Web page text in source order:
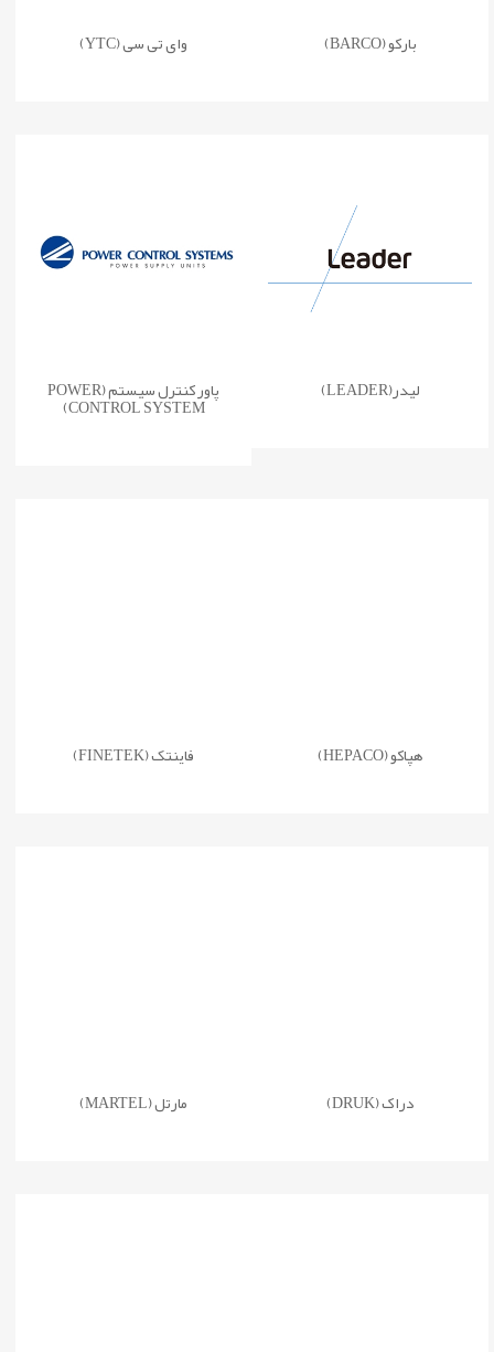
بارکو (BARCO) وای تی سی (YTC)
لیدر(LEADER) پاور کنترل سیستم (POWER
CONTROL SYSTEM)
هپاکو (HEPACO) فاینتک (FINETEK)
دراک (DRUK) مارتل (MARTEL)